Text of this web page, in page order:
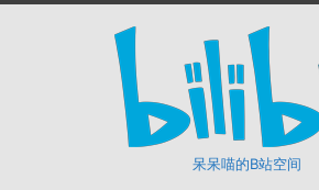
呆呆喵的B站空间